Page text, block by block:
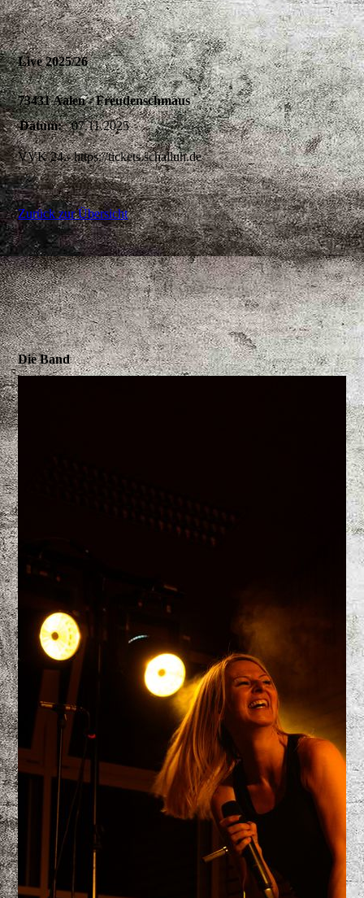
Live 2025/26
73431 Aalen - Freudenschmaus
Datum:
07.11.2025
VVK 24.- https://tickets.schalluh.de
Zurück zur Übersicht
Die Band